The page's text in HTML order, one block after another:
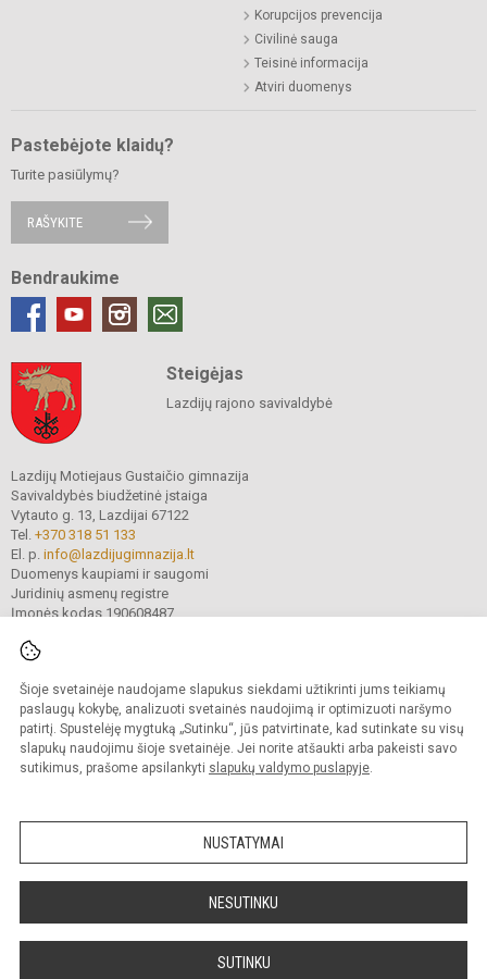
Šioje svetainėje naudojame slapukus siekdami užtikrinti jums teikiamų
paslaugų kokybę, analizuoti svetainės naudojimą ir optimizuoti naršymo
patirtį. Spustelėję mygtuką „Sutinku“, jūs patvirtinate, kad sutinkate su visų
slapukų naudojimu šioje svetainėje. Jei norite atšaukti arba pakeisti savo
sutikimus, prašome apsilankyti slapukų valdymo puslapyje.
NUSTATYMAI
NESUTINKU
SUTINKU
Korupcijos prevencija
Civilinė sauga
Teisinė informacija
Atviri duomenys
Pastebėjote klaidų?
Turite pasiūlymų?
RAŠYKITE
Bendraukime
Steigėjas
Lazdijų rajono savivaldybė
Lazdijų Motiejaus Gustaičio gimnazija
Savivaldybės biudžetinė įstaiga
Vytauto g. 13, Lazdijai 67122
Tel. +370 318 51 133
El. p. info@lazdijugimnazija.lt
Duomenys kaupiami ir saugomi
Juridinių asmenų registre
Įmonės kodas 190608487
© 2024.Lazdijų Motiejaus Gustaičio gimnazija. Visos teisės saugomos.
Kopijuoti turinį be raštiško įstaigos administracijos sutikimo griežtai draudžiama.
Prieinamumo paraiška Slapukų valdymas
Sumanus būdas atnaujinti